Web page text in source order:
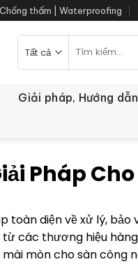
Chống thấm | Waterproofing
kiếm:
Giải pháp, Hướng dẫn
Pháp
toàn diện về xử lý,
các thương hiệu
mòn cho sàn công